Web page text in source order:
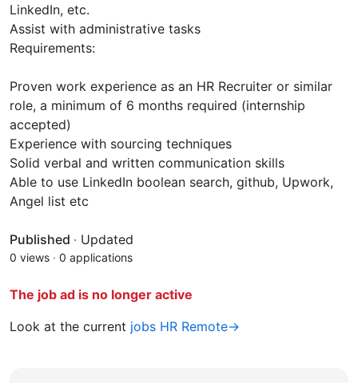
LinkedIn, etc.
Assist with administrative tasks
Requirements:
Proven work experience as an HR Recruiter or similar
role, a minimum of 6 months required (internship
accepted)
Experience with sourcing techniques
Solid verbal and written communication skills
Able to use LinkedIn boolean search, github, Upwork,
Angel list etc
Published · Updated
0 views · 0 applications
The job ad is no longer active
Look at the current jobs HR Remote→